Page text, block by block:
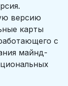
версию
карты
с
майнд-